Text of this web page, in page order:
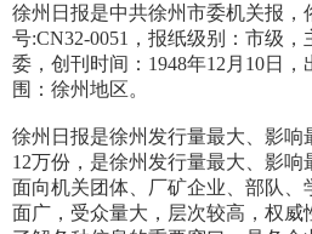
徐州日报是中共徐州市委机关报，
号:CN32-0051，报纸级别：市级
委，创刊时间：1948年12月10日
围：徐州地区。
徐州日报是徐州发行量最大、影响
12万份，是徐州发行量最大、影
面向机关团体、厂矿企业、部队、
面广，受众量大，层次较高，权威